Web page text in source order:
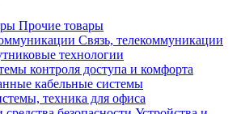
Прочие товары
Связь, телекоммуникации
технологии
контроля доступа и комфорта
кабельные системы
техника для офиса